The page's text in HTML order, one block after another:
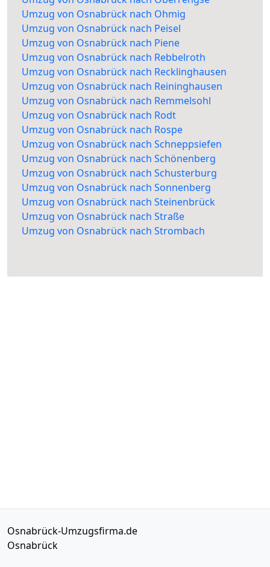
Umzug von Osnabrück nach Ohmig
Umzug von Osnabrück nach Peisel
Umzug von Osnabrück nach Piene
Umzug von Osnabrück nach Rebbelroth
Umzug von Osnabrück nach Recklinghausen
Umzug von Osnabrück nach Reininghausen
Umzug von Osnabrück nach Remmelsohl
Umzug von Osnabrück nach Rodt
Umzug von Osnabrück nach Rospe
Umzug von Osnabrück nach Schneppsiefen
Umzug von Osnabrück nach Schönenberg
Umzug von Osnabrück nach Schusterburg
Umzug von Osnabrück nach Sonnenberg
Umzug von Osnabrück nach Steinenbrück
Umzug von Osnabrück nach Straße
Umzug von Osnabrück nach Strombach
Osnabrück-Umzugsfirma.de
Osnabrück